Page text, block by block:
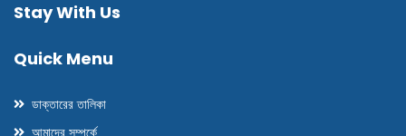
Stay With Us
Quick Menu
ডাক্তারের তালিকা
আমাদের সম্পর্কে